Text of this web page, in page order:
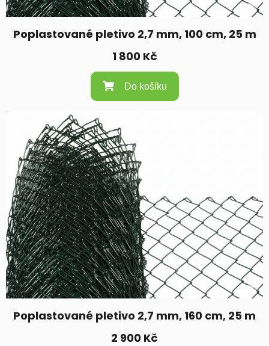
Poplastované pletivo 2,7 mm, 100 cm, 25 m
1 800 Kč
Do košíku
Poplastované pletivo 2,7 mm, 160 cm, 25 m
2 900 Kč